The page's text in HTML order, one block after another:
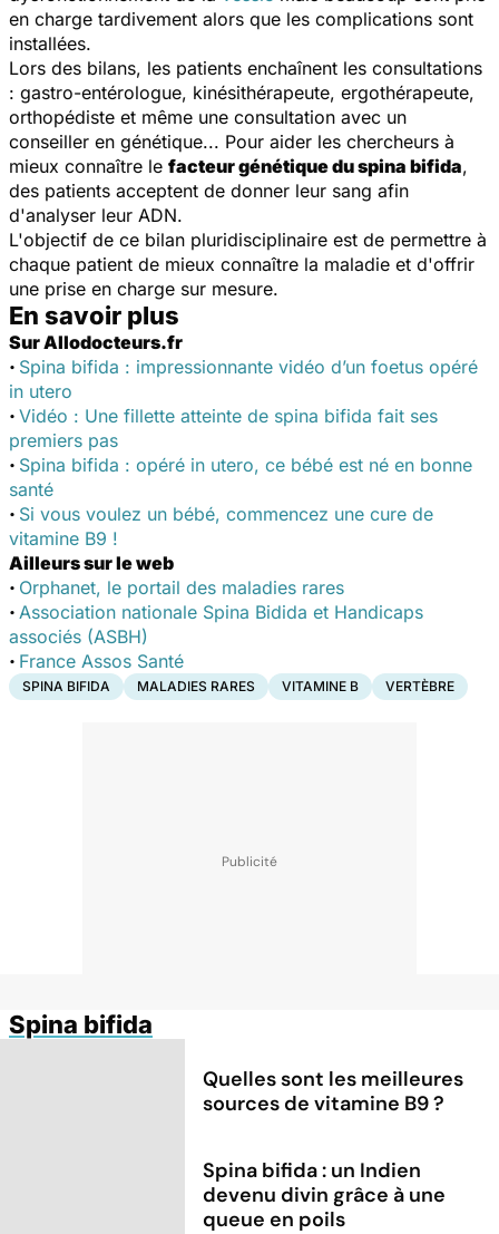
en charge tardivement alors que les complications sont
installées.
Lors des bilans, les patients enchaînent les consultations
: gastro-entérologue, kinésithérapeute, ergothérapeute,
orthopédiste et même une consultation avec un
conseiller en génétique... Pour aider les chercheurs à
mieux connaître le facteur génétique du spina bifida,
des patients acceptent de donner leur sang afin
d'analyser leur ADN.
L'objectif de ce bilan pluridisciplinaire est de permettre à
chaque patient de mieux connaître la maladie et d'offrir
une prise en charge sur mesure.
En savoir plus
Sur Allodocteurs.fr
· Spina bifida : impressionnante vidéo d’un foetus opéré
in utero
· Vidéo : Une fillette atteinte de spina bifida fait ses
premiers pas
· Spina bifida : opéré in utero, ce bébé est né en bonne
santé
· Si vous voulez un bébé, commencez une cure de
vitamine B9 !
Ailleurs sur le web
· Orphanet, le portail des maladies rares
· Association nationale Spina Bidida et Handicaps
associés (ASBH)
· France Assos Santé
SPINA BIFIDA MALADIES RARES VITAMINE B VERTÈBRE
Spina bifida
Quelles sont les meilleures
sources de vitamine B9 ?
Spina bifida : un Indien
devenu divin grâce à une
queue en poils